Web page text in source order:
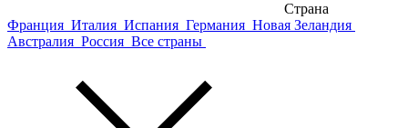
Страна
Франция Италия Испания Германия Новая Зеландия
Австралия Россия Все страны